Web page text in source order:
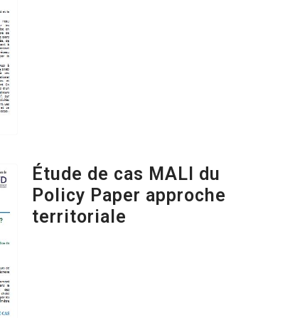
Étude de cas MALI du
Policy Paper approche
territoriale